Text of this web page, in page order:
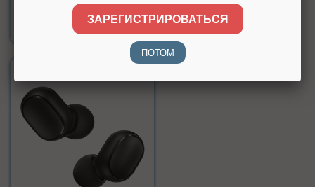
ЗАРЕГИСТРИРОВАТЬСЯ
ПОТОМ